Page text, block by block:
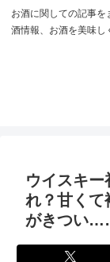
お酒に関しての記事
酒情報、お酒を美味し
ウイスキー
れ？甘くて
がきつい